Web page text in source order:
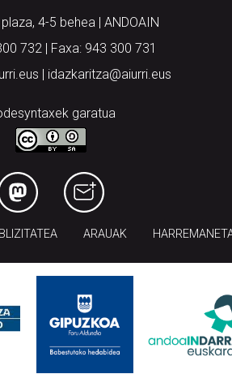
4-5 behea | ANDOAIN
732 | Faxa: 943 300 731
| idazkaritza@aiurri.eus
garatua
ARAUAK